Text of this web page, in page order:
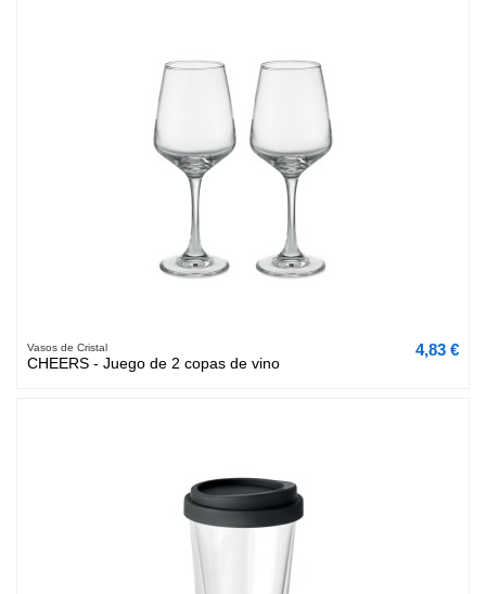
Vasos de Cristal
CHEERS - Juego de 2 copas de vino
4,83 €